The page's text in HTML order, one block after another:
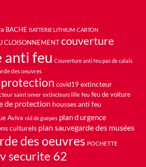
BACHE BATTERIE LITHIUM CARTON
CLOISONNEMENT couverture
anti feu Couverture anti feu pas de calais
des oeuvres
covid19 extincteur
saint omer extincteurs lille feu feu de voiture
de protection housses anti feu
Aviva nid de guepes plan d urgence
culturels plan sauvegarde des musées
des oeuvres POCHETTE
securite 62